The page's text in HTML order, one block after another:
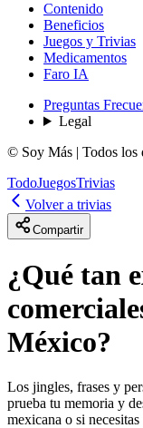
Contenido
Beneficios
Juegos y Trivias
Medicamentos
Faro IA
Preguntas
Legal
© Soy Más | Todos los
TodoJuegosTrivias
Volver a trivias
Compartir
¿Qué tan
México?
Los jingles, frases y
prueba tu memoria y
mexicana o si